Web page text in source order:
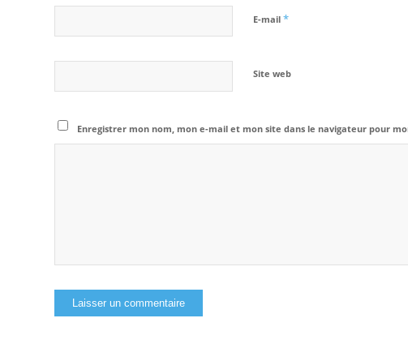
E-mail *
Site web
Enregistrer mon nom, mon e-mail et mon site dans le navigateur pour